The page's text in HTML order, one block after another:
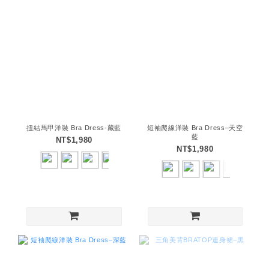
扭結馬甲洋裝 Bra Dress-藏藍
NT$1,980
短袖爬線洋裝 Bra Dress–天空
藍
NT$1,980